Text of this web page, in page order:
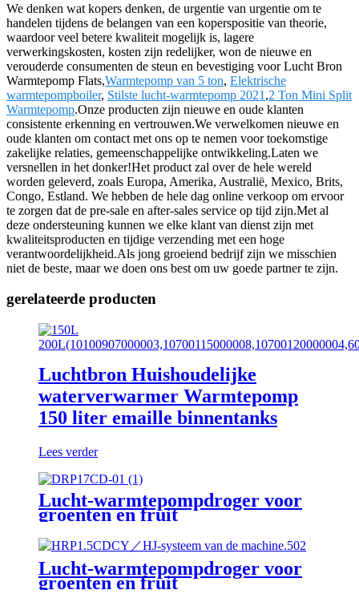
We denken wat kopers denken, de urgentie van urgentie om te
handelen tijdens de belangen van een koperspositie van theorie,
waardoor veel betere kwaliteit mogelijk is, lagere
verwerkingskosten, kosten zijn redelijker, won de nieuwe en
verouderde consumenten de steun en bevestiging voor Lucht Bron
Warmtepomp Flats,Warmtepomp van 5 ton, Elektrische
warmtepompboiler, Stilste lucht-warmtepomp 2021 ,2 Ton Mini Split
Warmtepomp.Onze producten zijn nieuwe en oude klanten
consistente erkenning en vertrouwen.We verwelkomen nieuwe en
oude klanten om contact met ons op te nemen voor toekomstige
zakelijke relaties, gemeenschappelijke ontwikkeling.Laten we
versnellen in het donker!Het product zal over de hele wereld
worden geleverd, zoals Europa, Amerika, Australië, Mexico, Brits,
Congo, Estland. We hebben de hele dag online verkoop om ervoor
te zorgen dat de pre-sale en after-sales service op tijd zijn.Met al
deze ondersteuning kunnen we elke klant van dienst zijn met
kwaliteitsproducten en tijdige verzending met een hoge
verantwoordelijkheid.Als jong groeiend bedrijf zijn we misschien
niet de beste, maar we doen ons best om uw goede partner te zijn.
gerelateerde producten
Luchtbron Huishoudelijke
waterverwarmer Warmtepomp
150 liter emaille binnentanks
Lees verder
Lucht-warmtepompdroger voor
groenten en fruit
Lucht-warmtepompdroger voor
groenten en fruit